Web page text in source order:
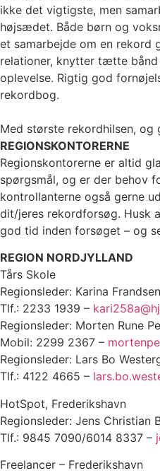
ikke det vigtigste, men
højsædet. Både børn og
et samarbejde om en rekord
relationer, knytter tætte
oplevelse. Rigtig god
rekordbog.
Med største rekordhilsen,
REGIONSKONTORERNE
Regionskontorerne er altid
spørgsmål, og er der behov
kontrollanterne også gerne
dit/jeres rekordforsøg. Husk
god tid inden forsøget – og
REGION NORDJYLLAND
Tårs Skole
Regionsleder: Karina Frandsen
Tlf.: 2233 1939 –
Regionsleder: Morten Rune
Mobil: 2299 2367 –
Regionsleder: Lars Bo
Tlf.: 4122 4665 –
HotSpot, Frederikshavn
Regionsleder: Jens Christian
Tlf.: 9845 7090/6014 8337 –
Freelancer – Frederikshavn